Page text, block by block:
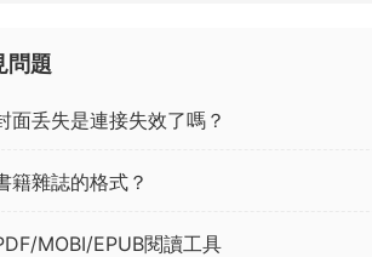
問題
面丢失是連接失效了嗎？
籍雜誌的格式？
MOBI/EPUB閱讀工具